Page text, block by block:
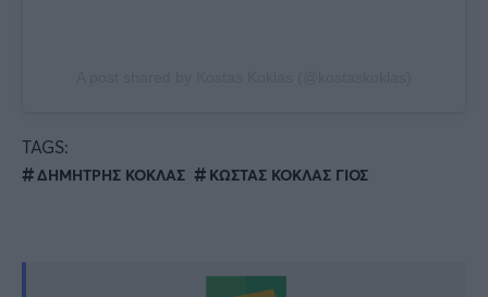
TAGS:
ΔΗΜΗΤΡΗΣ ΚΟΚΛΑΣ ΚΩΣΤΑΣ ΚΟΚΛΑΣ ΓΙΟΣ